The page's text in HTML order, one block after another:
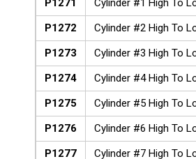
P1271
Cylinder #1 High To
P1272
Cylinder #2 High To
P1273
Cylinder #3 High To
P1274
Cylinder #4 High To
P1275
Cylinder #5 High To
P1276
Cylinder #6 High To
P1277
Cylinder #7 High To